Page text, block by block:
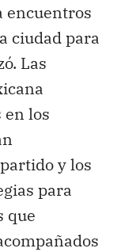
encuentros
ciudad para
Las
en los
y los
para
que